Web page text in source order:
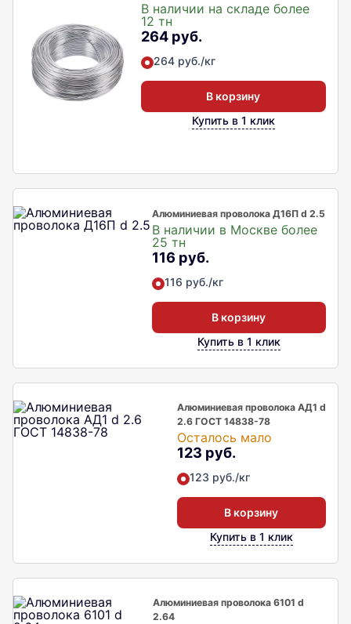
В наличии на складе более
12 тн
264 руб.
264 руб./кг
В корзину
Купить в 1 клик
Алюминиевая проволока Д16П d 2.5
В наличии в Москве более
25 тн
116 руб.
116 руб./кг
В корзину
Купить в 1 клик
Алюминиевая проволока АД1 d
2.6 ГОСТ 14838-78
Осталось мало
123 руб.
123 руб./кг
В корзину
Купить в 1 клик
Алюминиевая проволока 6101 d
2.64